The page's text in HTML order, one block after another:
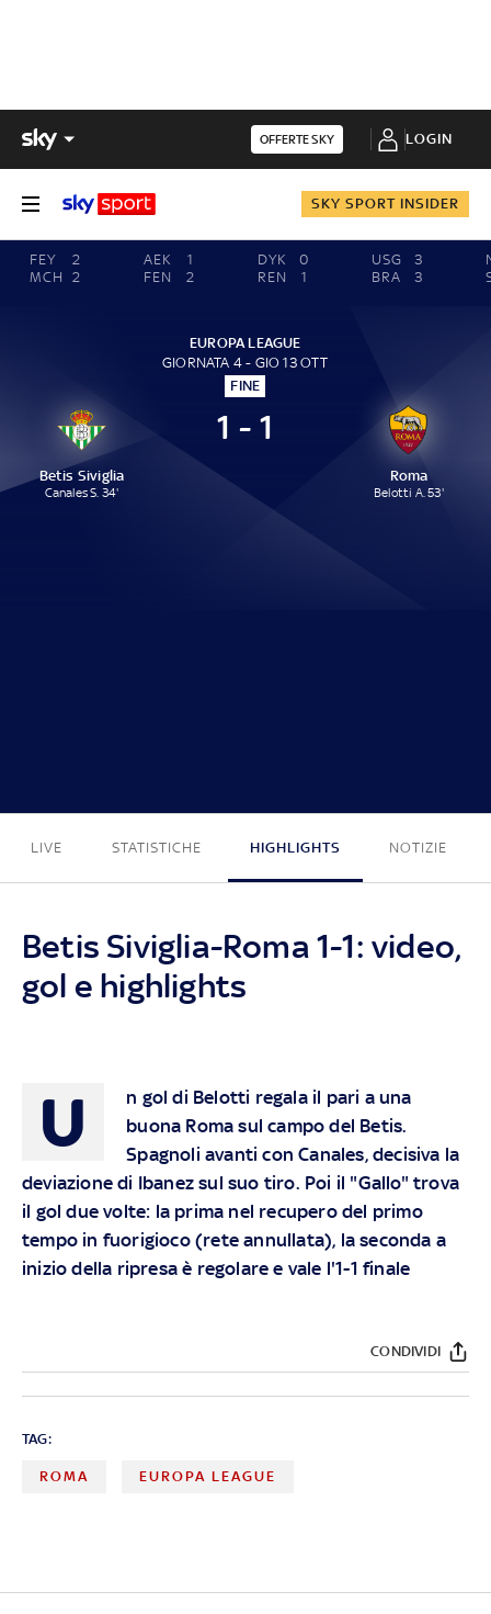
OFFERTE SKY LOGIN
SKY SPORT INSIDER
FEY
2
MCH
2
AEK
1
FEN
2
DYK
0
REN
1
USG
3
BRA
3
EUROPA LEAGUE
GIORNATA 4 - GIO 13 OTT
FINE
Betis Siviglia
Canales S. 34'
1 - 1
Roma
Belotti A. 53'
LIVE STATISTICHE HIGHLIGHTS NOTIZIE
Betis Siviglia-Roma 1-1: video,
gol e highlights
U
n gol di Belotti regala il pari a una
buona Roma sul campo del Betis.
Spagnoli avanti con Canales, decisiva la
deviazione di Ibanez sul suo tiro. Poi il "Gallo" trova
il gol due volte: la prima nel recupero del primo
tempo in fuorigioco (rete annullata), la seconda a
inizio della ripresa è regolare e vale l'1-1 finale
CONDIVIDI
TAG:
ROMA EUROPA LEAGUE